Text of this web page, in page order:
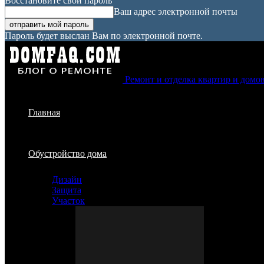
Ваш адрес электронной почты
Пароль будет выслан Вам по электронной почте.
Ремонт и отделка квартир и
Главная
Обустройство дома
Дизайн
Защита
Участок